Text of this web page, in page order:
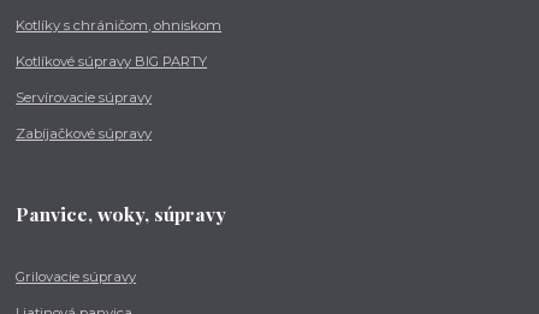
Kotlíky s chráničom, ohniskom
Kotlíkové súpravy BIG PARTY
Servírovacie súpravy
Zabíjačkové súpravy
Panvice, woky, súpravy
Grilovacie súpravy